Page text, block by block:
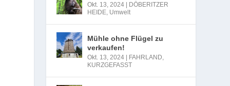
Okt. 13, 2024
DÖBERITZER
HEIDE, Umwelt
Mühle ohne Flügel zu
verkaufen!
Okt. 13, 2024 FAHRLAND,
KURZGEFASST